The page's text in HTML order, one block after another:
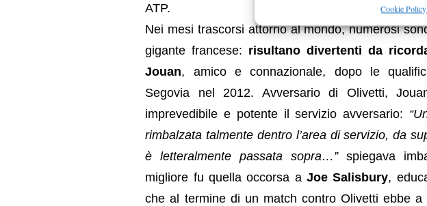
Garantire la sicurezza, prevenire
Erogare e presentare pubblicità e
scelte sulla privacy.
Cookie Policy
ATP.
Nei mesi trascorsi attorno al mondo, numerosi
gigante francese: risultano divertenti da
Jouan, amico e connazionale, dopo le
Segovia nel 2012. Avversario di Olivetti,
imprevedibile e potente il servizio avversario:
rimbalzata talmente dentro l’area di servizio, da
è letteralmente passata sopra…”spiegava
migliore fu quella occorsa aJoe Salisbury,
che al termine di un match contro Olivetti ebbe